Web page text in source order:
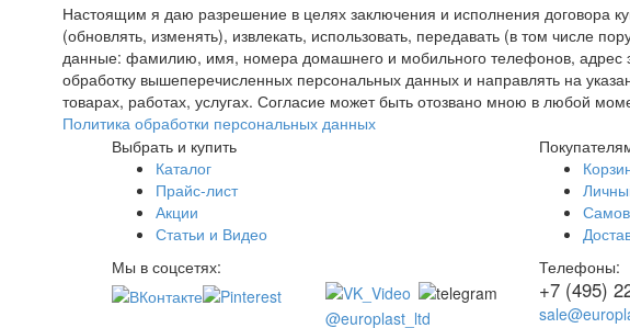
Настоящим я даю разрешение в целях заключения и исполнения договора
(обновлять, изменять), извлекать, использовать, передавать (в том числе
данные: фамилию, имя, номера домашнего и мобильного телефонов, адрес
обработку вышеперечисленных персональных данных и направлять на
товарах, работах, услугах. Согласие может быть отозвано мною в любой
Политика обработки персональных данных
Выбрать и купить
Каталог
Прайс-лист
Акции
Статьи и Видео
Мы в соцсетях:
@europlast_ltd
Телефоны:
+7 (495)